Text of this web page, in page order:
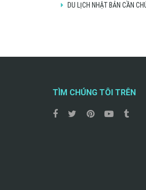
DU LỊCH NHẬT BẢN CẦN
TÌM CHÚNG TÔI TRÊN